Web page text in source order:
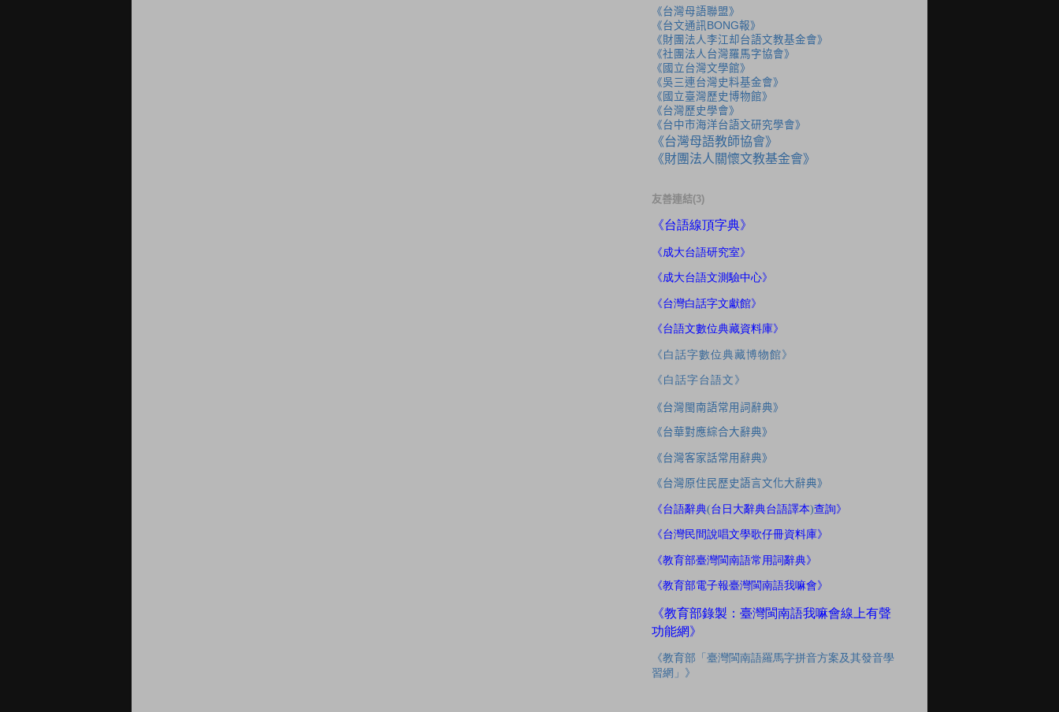
《台灣母語聯盟》
《台文通訊BONG報》
《財團法人李江却台語文教基金會》
《社團法人台灣羅馬字協會》
《國立台灣文學館》
《吳三連台灣史料基金會》
《國立臺灣歷史博物館》
《台灣歷史學會》
《台中市海洋台語文研究學會》
《台灣母語教師協會》
《財團法人關懷文教基金會》
友善連結(3)
《台語線頂字典》
《成大台語研究室》
《成大台語文測驗中心》
《台灣白話字文獻館》
《台語文數位典藏資料庫》
《白話字數位典藏博物館》
《白話字台語文》
《台灣閩南語常用詞辭典》
《台華對應綜合大辭典》
《台灣客家話常用辭典》
《台灣原住民歷史語言文化大辭典》
《台語辭典(台日大辭典台語譯本)查詢》
《台灣民間說唱文學歌仔冊資料庫》
《教育部臺灣閩南語常用詞辭典》
《教育部電子報臺灣閩南語我嘛會》
《教育部錄製：臺灣閩南語我嘛會線上有聲
功能網》
《教育部「臺灣閩南語羅馬字拼音方案及其發音學
習網」》